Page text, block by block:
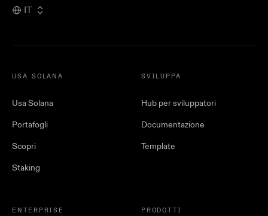
IT
USA SOLANA
Usa Solana
Portafogli
Scopri
Staking
SVILUPPA
Hub per sviluppatori
Documentazione
Template
ENTERPRISE PRODOTTI